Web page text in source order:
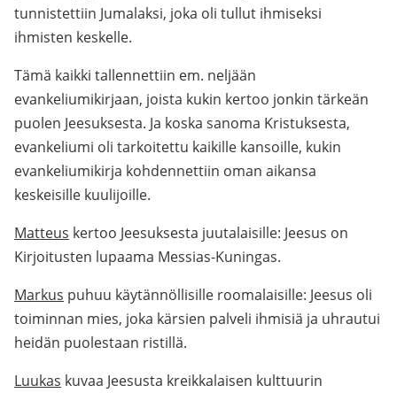
tunnistettiin Jumalaksi, joka oli tullut ihmiseksi
ihmisten keskelle.
Tämä kaikki tallennettiin em. neljään
evankeliumikirjaan, joista kukin kertoo jonkin tärkeän
puolen Jeesuksesta. Ja koska sanoma Kristuksesta,
evankeliumi oli tarkoitettu kaikille kansoille, kukin
evankeliumikirja kohdennettiin oman aikansa
keskeisille kuulijoille.
Matteus kertoo Jeesuksesta juutalaisille: Jeesus on
Kirjoitusten lupaama Messias-Kuningas.
Markus puhuu käytännöllisille roomalaisille: Jeesus oli
toiminnan mies, joka kärsien palveli ihmisiä ja uhrautui
heidän puolestaan ristillä.
Luukas kuvaa Jeesusta kreikkalaisen kulttuurin